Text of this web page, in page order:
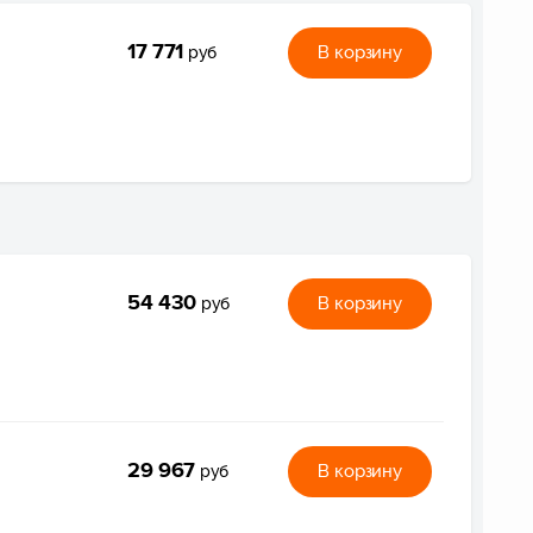
17 771 руб В корзину
54 430 руб В корзину
29 967 руб В корзину